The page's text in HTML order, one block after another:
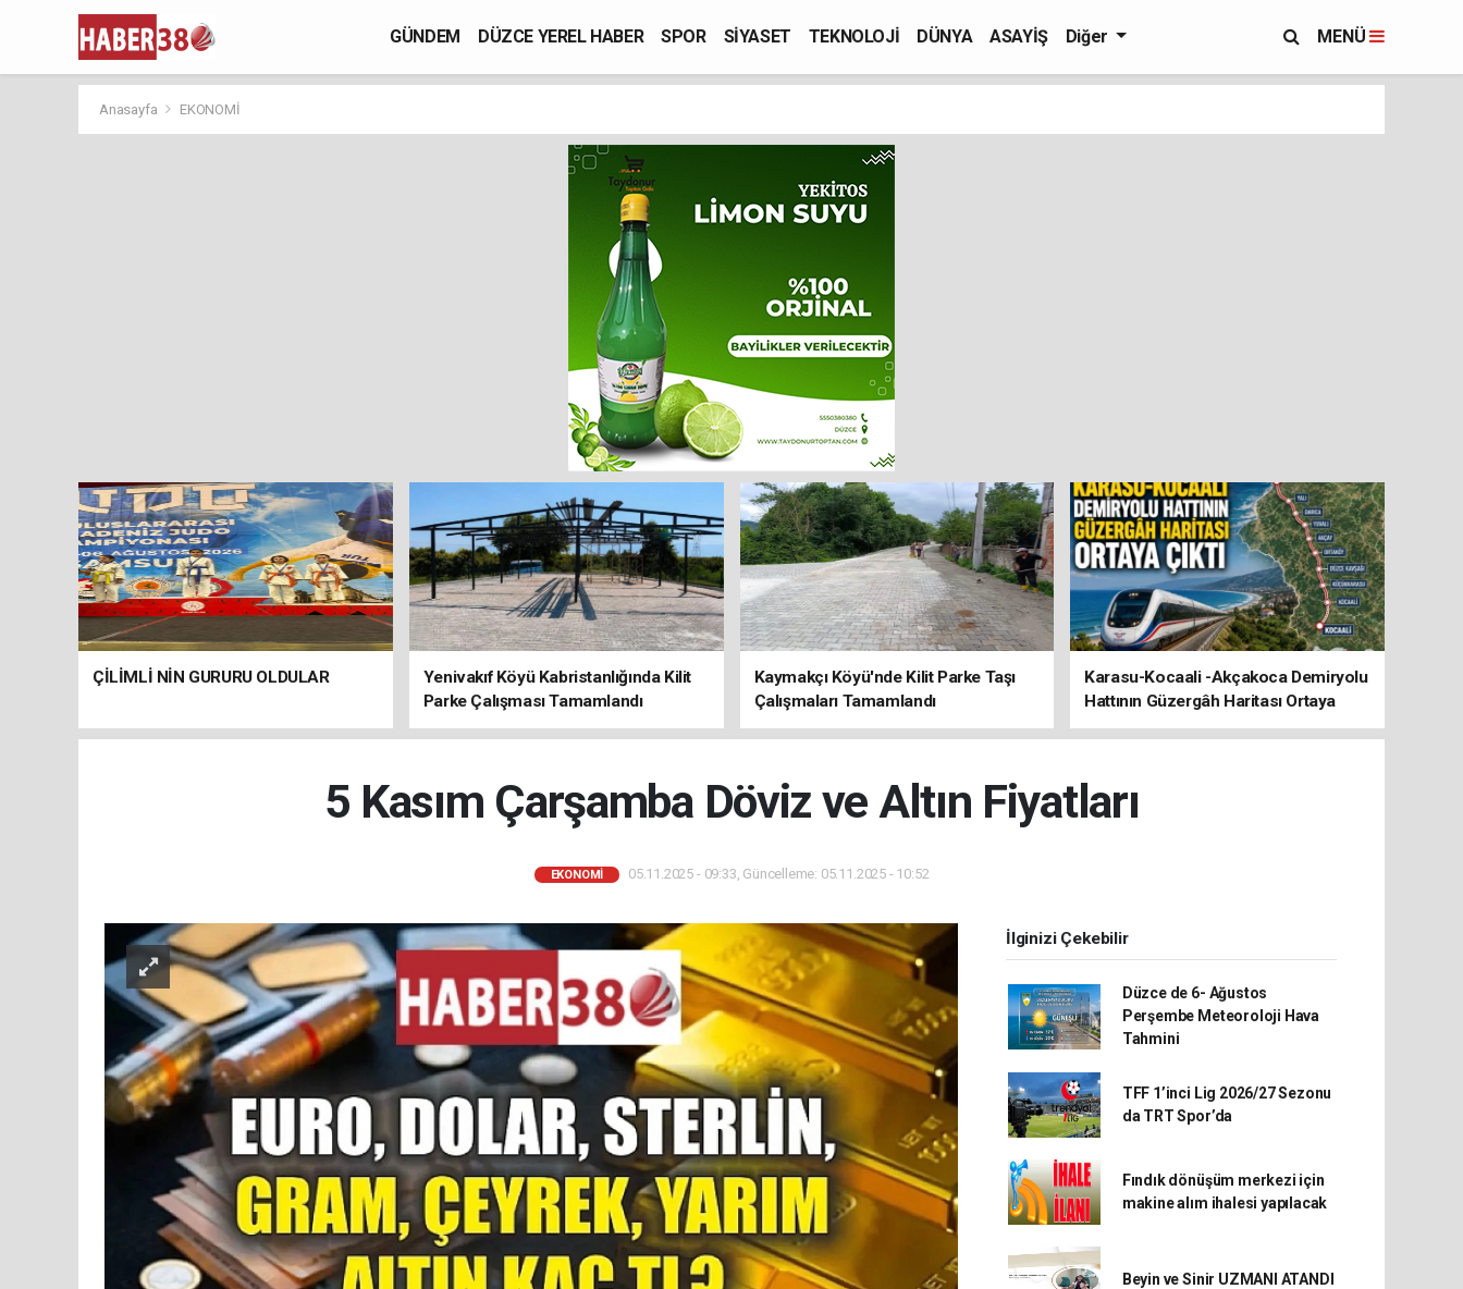
GÜNDEM DÜZCE YEREL HABER SPOR SİYASET TEKNOLOJİ DÜNYA ASAYİŞ Diğer MENÜ
Anasayfa EKONOMİ
ÇİLİMLİ NİN GURURU OLDULAR
Yenivakıf Köyü Kabristanlığında Kilit
Parke Çalışması Tamamlandı
Kaymakçı Köyü'nde Kilit Parke Taşı
Çalışmaları Tamamlandı
Karasu-Kocaali -Akçakoca Demiryolu
Hattının Güzergâh Haritası Ortaya
Çıktı
5 Kasım Çarşamba Döviz ve Altın Fiyatları
EKONOMİ 05.11.2025 - 09:33, Güncelleme: 05.11.2025 - 10:52
İlginizi Çekebilir
Düzce de 6- Ağustos
Perşembe Meteoroloji Hava
Tahmini
TFF 1’inci Lig 2026/27 Sezonu
da TRT Spor’da
Fındık dönüşüm merkezi için
makine alım ihalesi yapılacak
Beyin ve Sinir UZMANI ATANDI